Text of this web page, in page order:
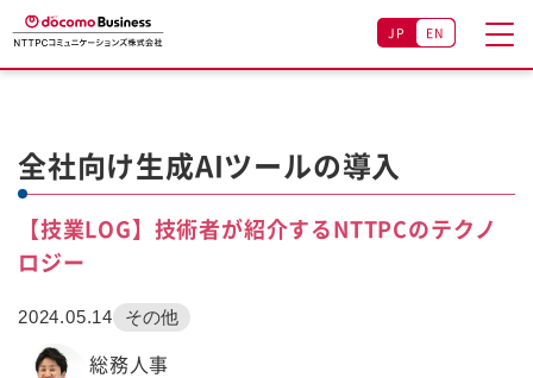
JP EN
全社向け生成AIツールの導入
【技業LOG】技術者が紹介するNTTPCのテクノ
ロジー
2024.05.14 その他
総務人事